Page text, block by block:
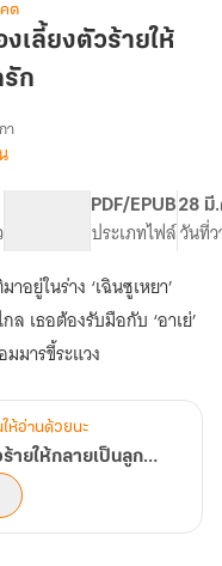
ต
เลี้ยงตัวร้ายให้
ก
า
PDF/EPUB
ประเภทไฟล์
28 มี
วันที่
อยู่ในร่าง ‘เฉินซูเหยา’
ล เธอต้องรับมือกับ ‘อาเย่’
มารขี้ระแวง
ห้อ่านด้วยนะ
วิถีตัวแม่ยุค 90: เมื่อฉันต้องเลี้ยงตัวร้ายให้กลายเป็นลูกรัก